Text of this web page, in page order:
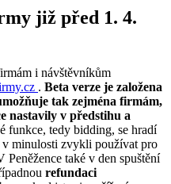
již před 1. 4.
i návštěvníkům
. Beta verze je založena
tak zejména firmám,
nastavily v předstihu a
funkce, tedy bidding, se hradí
v minulosti zvykli používat pro
Peněžence také v den spuštění
refundaci